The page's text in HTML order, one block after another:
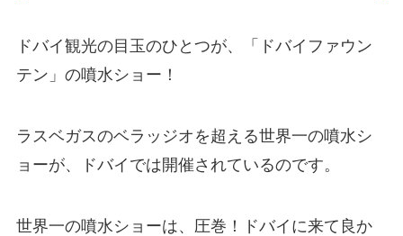
ドバイ観光の目玉のひとつが、「ドバイファウン
テン」の噴水ショー！
ラスベガスのベラッジオを超える世界一の噴水シ
ョーが、ドバイでは開催されているのです。
世界一の噴水ショーは、圧巻！ドバイに来て良か